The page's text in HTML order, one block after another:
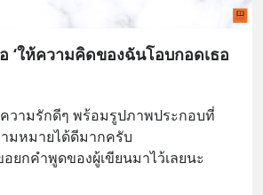
‘ให้ความคิดของฉันโอบกอดเธอ
วามรักดีๆ พร้อมรูปภาพประกอบที่
มหมายได้ดีมากครับ
ยกคำพูดของผู้เขียนมาไว้เลยนะ